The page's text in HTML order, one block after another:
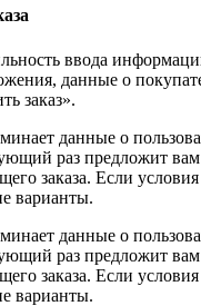
ввода
данные о
заказ».
данные о
раз предложит
заказа. Если
варианты.
данные о
раз предложит
заказа. Если
варианты.